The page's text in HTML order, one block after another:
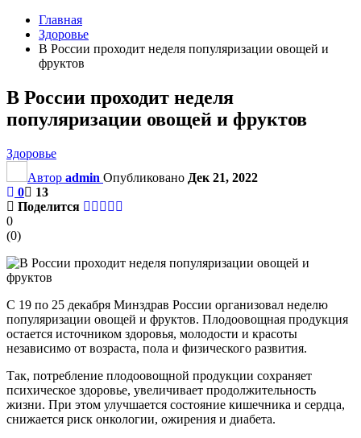
Главная
Здоровье
В России проходит неделя популяризации овощей и
фруктов
В России проходит неделя
популяризации овощей и фруктов
Здоровье
Автор admin Опубликовано Дек 21, 2022
0
13
Поделится
0
(0)
С 19 по 25 декабря Минздрав России организовал неделю
популяризации овощей и фруктов. Плодоовощная продукция
остается источником здоровья, молодости и красоты
независимо от возраста, пола и физического развития.
Так, потребление плодоовощной продукции сохраняет
психическое здоровье, увеличивает продолжительность
жизни. При этом улучшается состояние кишечника и сердца,
снижается риск онкологии, ожирения и диабета.